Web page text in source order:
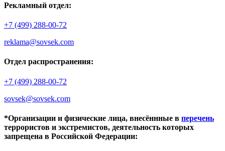
Рекламный отдел:
+7 (499) 288-00-72
reklama@sovsek.com
Отдел распространения:
+7 (499) 288-00-72
sovsek@sovsek.com
*Организации и физические лица, внесённные в перечень
террористов и экстремистов, деятельность которых
запрещена в Российской Федерации: